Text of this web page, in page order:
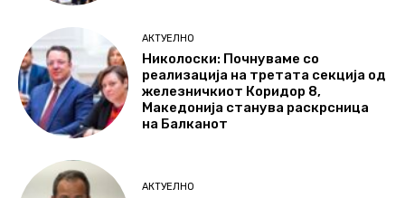
АКТУЕЛНО
Николоски: Почнуваме со
реализација на третата секција од
железничкиот Коридор 8,
Македонија станува раскрсница
на Балканот
АКТУЕЛНО